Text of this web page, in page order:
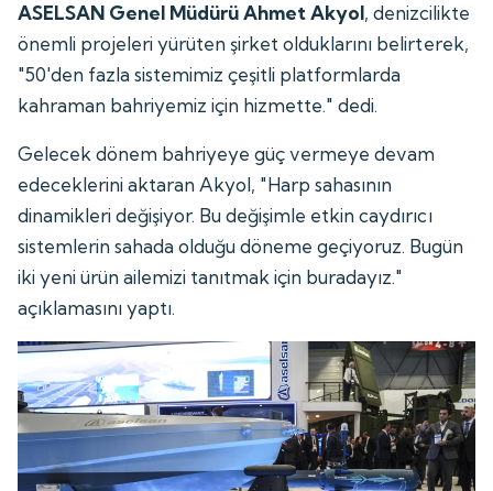
ASELSAN Genel Müdürü Ahmet Akyol, denizcilikte
önemli projeleri yürüten şirket olduklarını belirterek,
"50'den fazla sistemimiz çeşitli platformlarda
kahraman bahriyemiz için hizmette." dedi.
Gelecek dönem bahriyeye güç vermeye devam
edeceklerini aktaran Akyol, "Harp sahasının
dinamikleri değişiyor. Bu değişimle etkin caydırıcı
sistemlerin sahada olduğu döneme geçiyoruz. Bugün
iki yeni ürün ailemizi tanıtmak için buradayız."
açıklamasını yaptı.